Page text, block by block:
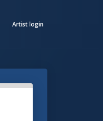
Artist login